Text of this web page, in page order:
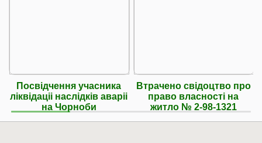
Посвідчення учасника
ліквідаціі наслідків аваріі
на Чорноби
Втрачено свідоцтво про
право власності на
житло № 2-98-1321